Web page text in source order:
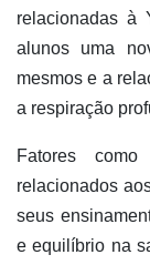
relacionadas à
alunos uma
mesmos e a
a respiração
Fatores
relacionados
seus
e equilíbrio na